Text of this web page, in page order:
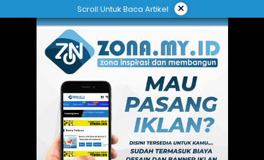
ke
Scroll Untuk Baca Artikel ×